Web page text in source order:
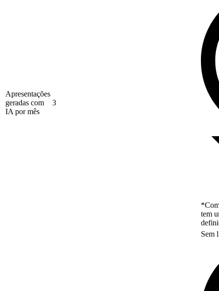
Apresentações
geradas com
IA por mês
3
tem
Sem